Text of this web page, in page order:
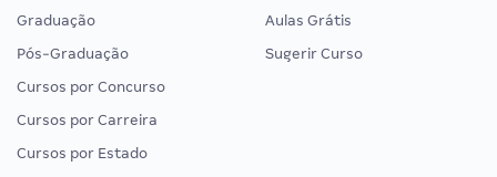
Graduação
Pós-Graduação
Cursos por Concurso
Cursos por Carreira
Cursos por Estado
Aulas Grátis
Sugerir Curso